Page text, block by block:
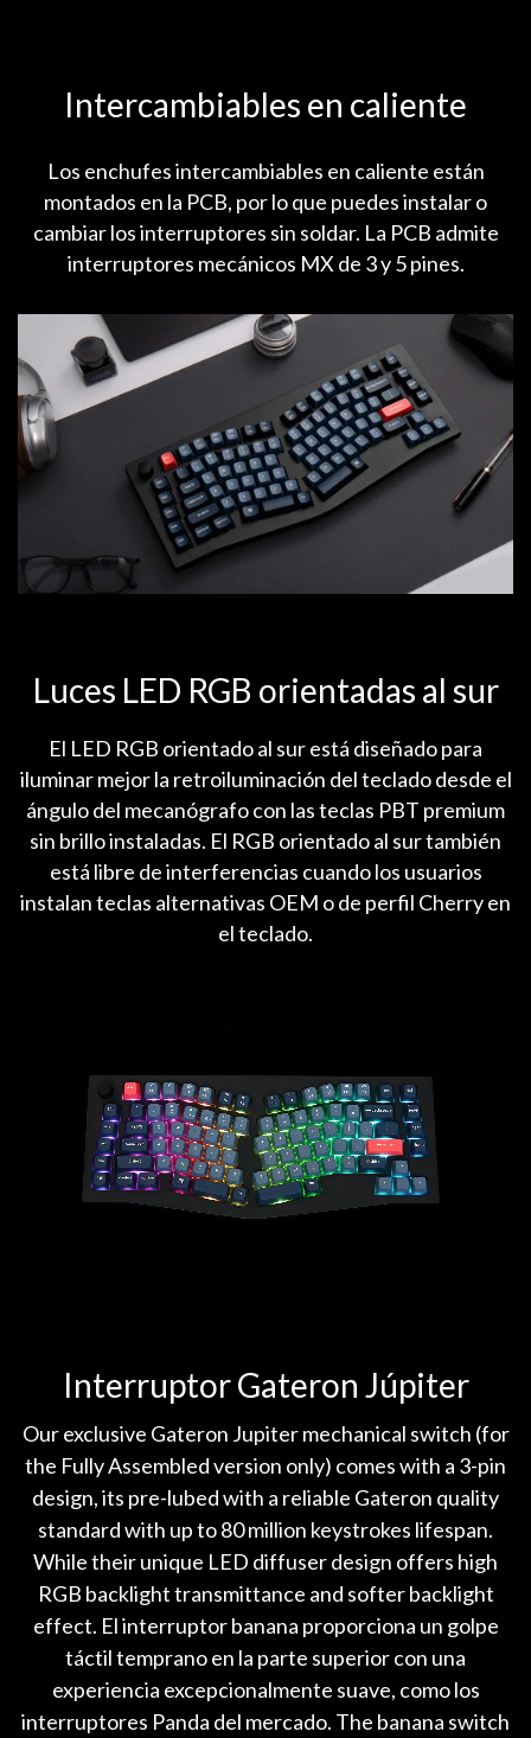
Intercambiables en caliente
Los enchufes intercambiables en caliente están
montados en la PCB, por lo que puedes instalar o
cambiar los interruptores sin soldar. La PCB admite
interruptores mecánicos MX de 3 y 5 pines.
Luces LED RGB orientadas al sur
El LED RGB orientado al sur está diseñado para
iluminar mejor la retroiluminación del teclado desde el
ángulo del mecanógrafo con las teclas PBT premium
sin brillo instaladas. El RGB orientado al sur también
está libre de interferencias cuando los usuarios
instalan teclas alternativas OEM o de perfil Cherry en
el teclado.
Interruptor Gateron Júpiter
Our exclusive Gateron Jupiter mechanical switch (for
the Fully Assembled version only) comes with a 3-pin
design, its pre-lubed with a reliable Gateron quality
standard with up to 80 million keystrokes lifespan.
While their unique LED diffuser design offers high
RGB backlight transmittance and softer backlight
effect. El interruptor banana proporciona un golpe
táctil temprano en la parte superior con una
experiencia excepcionalmente suave, como los
interruptores Panda del mercado. The banana switch